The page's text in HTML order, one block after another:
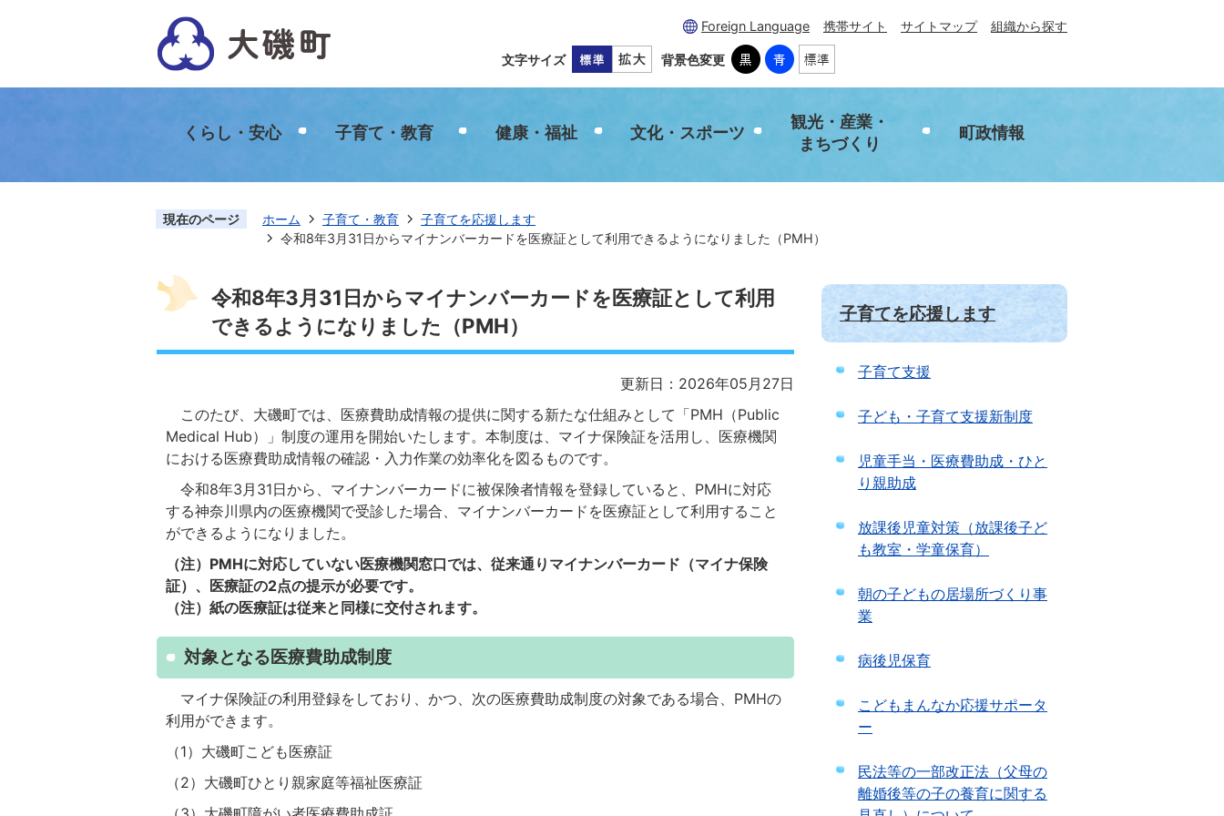
Foreign Language 携帯サイト サイトマップ 組織から探す
文字サイズ 背景色変更
くらし・安心 子育て・教育 健康・福祉 文化・スポーツ
観光・産業・
まちづくり
町政情報
現在のページ ホーム 子育て・教育
子育てを応援します
令和8年3月31日からマイナンバーカードを医療証として利用できるようになりました（PMH）
令和8年3月31日からマイナンバーカードを医療証として利用
できるようになりました（PMH）
更新日：2026年05月27日
このたび、大磯町では、医療費助成情報の提供に関する新たな仕組みとして「PMH（Public
Medical Hub）」制度の運用を開始いたします。本制度は、マイナ保険証を活用し、医療機関
における医療費助成情報の確認・入力作業の効率化を図るものです。
令和8年3月31日から、マイナンバーカードに被保険者情報を登録していると、PMHに対応
する神奈川県内の医療機関で受診した場合、マイナンバーカードを医療証として利用すること
ができるようになりました。
（注）PMHに対応していない医療機関窓口では、従来通りマイナンバーカード（マイナ保険
証） 、医療証の2点の提示が必要です。
（注）紙の医療証は従来と同様に交付されます。
対象となる医療費助成制度
マイナ保険証の利用登録をしており、かつ、次の医療費助成制度の対象である場合、PMHの
利用ができます。
（1）大磯町こども医療証
（2）大磯町ひとり親家庭等福祉医療証
子育てを応援します
子育て支援
子ども・子育て支援新制度
児童手当・医療費助成・ひと
り親助成
放課後児童対策（放課後子ど
も教室・学童保育）
朝の子どもの居場所づくり事
業
病後児保育
こどもまんなか応援サポータ
ー
民法等の一部改正法（父母の
離婚後等の子の養育に関する